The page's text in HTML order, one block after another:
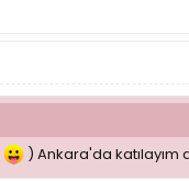
) Ankara'da katılayım